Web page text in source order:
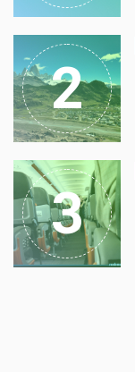
2
3